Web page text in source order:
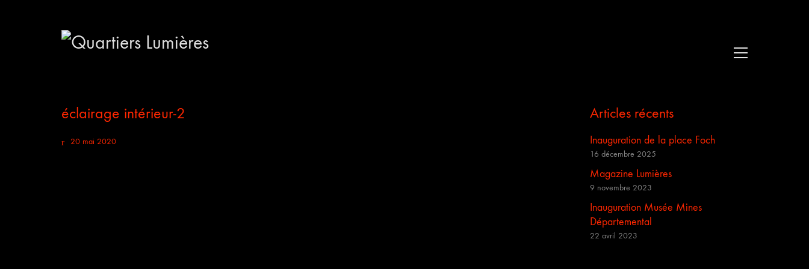
éclairage intérieur-2
20 mai 2020
Articles récents
Inauguration de la place Foch
16 décembre 2025
Magazine Lumières
9 novembre 2023
Inauguration Musée Mines
Départemental
22 avril 2023